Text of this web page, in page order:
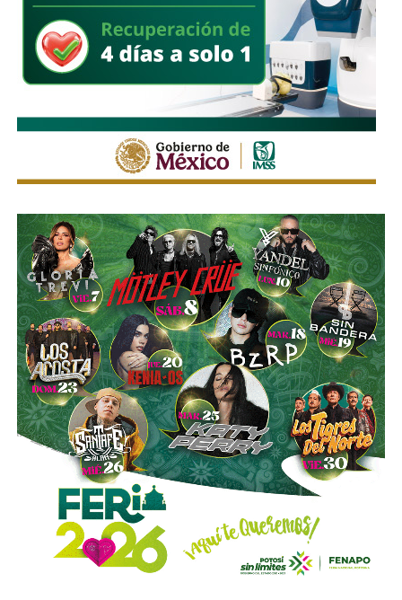
programada para el viernes 7 de agosto de 2026 a las
9:00 horas.
También lee:
Se abre nueva ruta para el análisis sobre uso
y regulación de inteligencia artificial